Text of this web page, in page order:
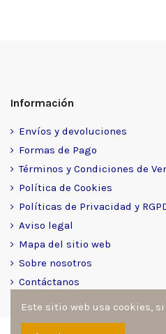
Información
Envíos y devoluciones
Formas de Pago
Términos y Condiciones de
Política de Cookies
Políticas de Privacidad y
Aviso legal
Mapa del sitio web
Sobre nosotros
Contáctanos
Este sitio web usa cookies,